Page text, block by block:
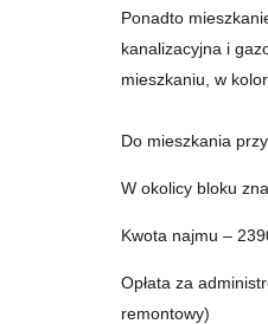
Ponadto
kanalizacyjna i
mieszkaniu, w
Do mieszkania
W okolicy bloku
Kwota najmu –
Opłata za
remontowy)